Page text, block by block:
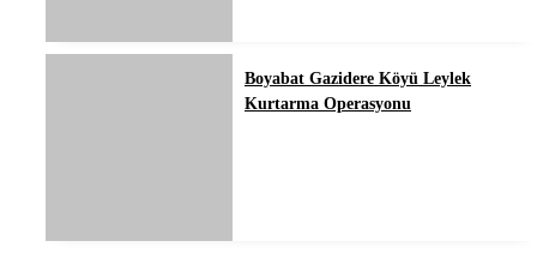
Boyabat Gazidere Köyü Leylek
Kurtarma Operasyonu